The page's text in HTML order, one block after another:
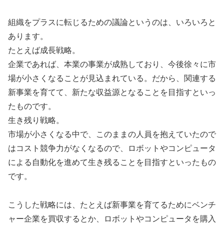
組織をプラスに転じるための議論というのは、いろいろと
あります。
たとえば成長戦略。
企業であれば、本業の事業が成熟しており、今後徐々に市
場が小さくなることが見込まれている。だから、関連する
新事業を育てて、新たな収益源となることを目指すといっ
たものです。
生き残り戦略。
市場が小さくなる中で、このままの人員を抱えていたので
はコスト競争力がなくなるので、ロボットやコンピュータ
による自動化を進めて生き残ることを目指すといったもの
です。
こうした戦略には、たとえば新事業を育てるためにベンチ
ャー企業を買収するとか、ロボットやコンピュータを購入